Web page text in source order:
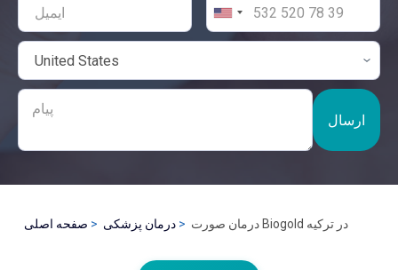
ارسال
صفحه اصلی درمان پزشکی درمان صورت Biogold در ترکیه